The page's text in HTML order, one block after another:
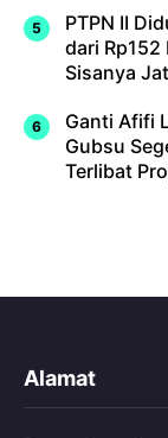
PTPN II
dari
Sisanya
Ganti Afifi
Gubsu
Terlibat
Alamat